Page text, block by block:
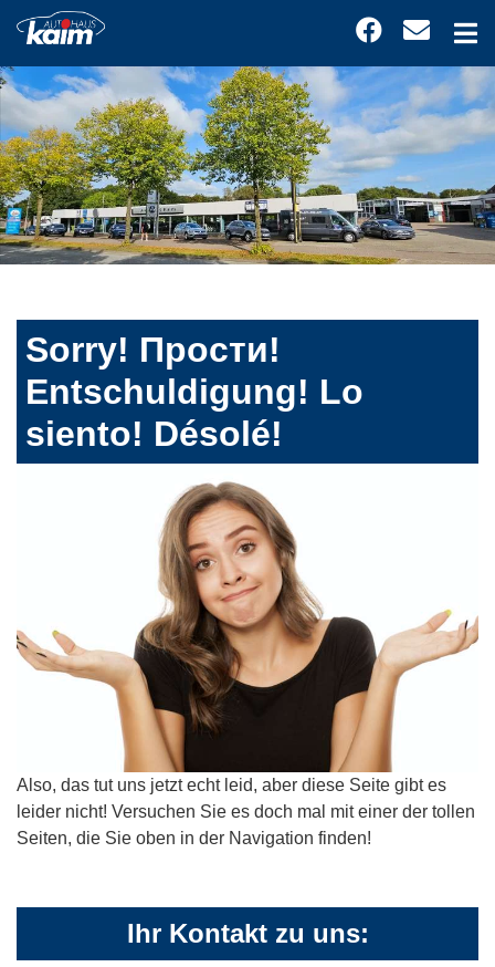
Sorry! Прости!
Entschuldigung! Lo
siento! Désolé!
Also, das tut uns jetzt echt leid, aber diese Seite gibt es
leider nicht! Versuchen Sie es doch mal mit einer der tollen
Seiten, die Sie oben in der Navigation finden!
Ihr Kontakt zu uns: